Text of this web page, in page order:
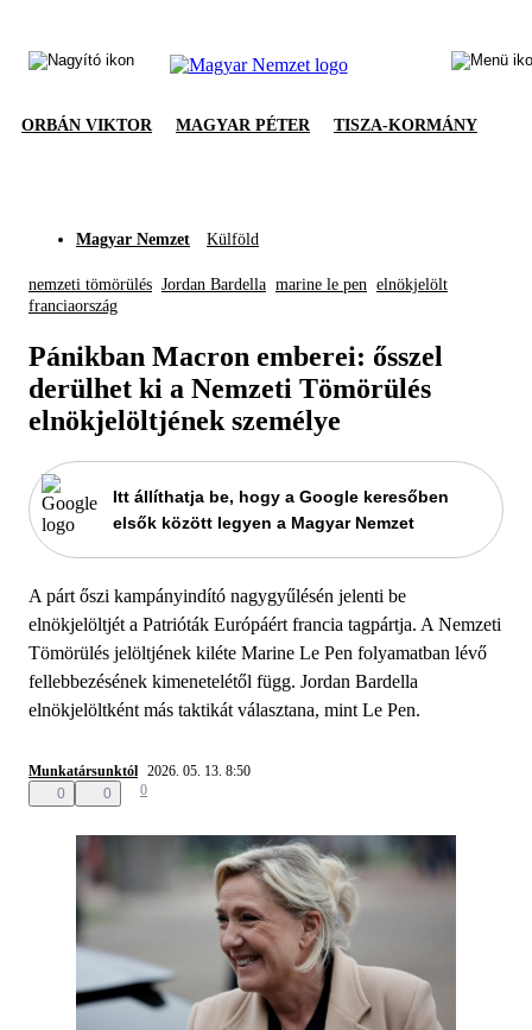
ORBÁN VIKTOR MAGYAR PÉTER TISZA-KORMÁNY
Magyar Nemzet Külföld
nemzeti tömörülés Jordan Bardella marine le pen elnökjelölt
franciaország
Pánikban Macron emberei: ősszel
derülhet ki a Nemzeti Tömörülés
elnökjelöltjének személye
Itt állíthatja be, hogy a Google keresőben
elsők között legyen a Magyar Nemzet
A párt őszi kampányindító nagygyűlésén jelenti be
elnökjelöltjét a Patrióták Európáért francia tagpártja. A Nemzeti
Tömörülés jelöltjének kiléte Marine Le Pen folyamatban lévő
fellebbezésének kimenetelétől függ. Jordan Bardella
elnökjelöltként más taktikát választana, mint Le Pen.
Munkatársunktól 2026. 05. 13. 8:50
0
0 0